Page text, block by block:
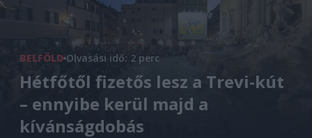
BELFÖLD Olvasási idő: 2 perc
Hétfőtől fizetős lesz a Trevi-kút
– ennyibe kerül majd a
kívánságdobás